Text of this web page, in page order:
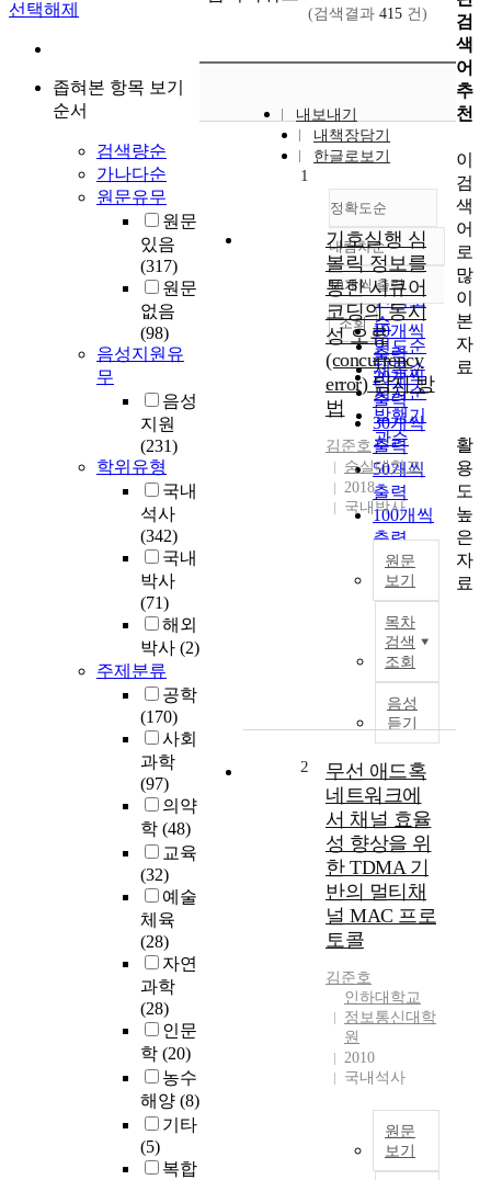
선택해제
좁혀본 항목 보기
순서
검색량순
가나다순
원문유무
원문
있음
(317)
원문
없음
(98)
음성지원유
무
음성
지원
(231)
학위유형
국내
석사
(342)
국내
박사
(71)
해외
박사 (2)
주제분류
공학
(170)
사회
과학
(97)
의약
학 (48)
교육
(32)
예술
체육
(28)
자연
과학
(28)
인문
학 (20)
농수
해양 (8)
기타
(5)
복합
(검색결과 415 건)
내보내기
내책장담기
한글로보기
정확도순
정확도
순
인기도
순
연도순
제목순
저자순
발행기
관순
내림차순
내림차순
10개씩 출력
10개씩
출력
20개씩
출력
30개씩
출력
50개씩
출력
100개씩
출력
조회
1
기호실행 심
볼릭 정보를
통한 시큐어
코딩의 동시
성 오류
(concurrency
error) 탐지 방
법
김준호
숭실대학교
2018
국내박사
원문
보기
목차
검색
조회
음성
듣기
2
무선 애드혹
네트워크에
서 채널 효율
성 향상을 위
한 TDMA 기
반의 멀티채
널 MAC 프로
토콜
김준호
인하대학교
정보통신대학
원
2010
국내석사
원문
보기
검
색
어
추
천
이
검
색
어
로
많
이
본
자
료
활
용
도
높
은
자
료